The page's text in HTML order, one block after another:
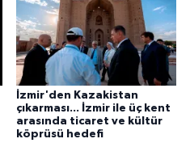
İzmir'den Kazakistan
çıkarması... İzmir ile üç kent
arasında ticaret ve kültür
köprüsü hedefi